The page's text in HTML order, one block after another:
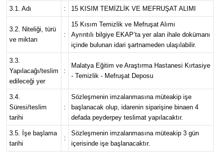
3.1. Adı
: 15 KISIM TEMİZLİK VE MEFRUŞAT ALIMI
3.2. Niteliği, türü
ve miktarı
:
15 Kısım Temizlik ve Mefruşat Alımı
Ayrıntılı bilgiye EKAP’ta yer alan ihale dokümanı
içinde bulunan idari şartnameden ulaşılabilir.
3.3.
Yapılacağı/teslim
edileceği yer
:
Malatya Eğitim ve Araştırma Hastanesi Kırtasiye
- Temizlik - Mefruşat Deposu
3.4.
Süresi/teslim
tarihi
:
Sözleşmenin imzalanmasına müteakip işe
başlanacak olup, idarenin siparişine binaen 4
defada peyderpey teslimat yapılacaktır.
3.5. İşe başlama
tarihi
:
Sözleşmenin imzalanmasına müteakip 3 gün
içerisinde işe başlanacaktır.